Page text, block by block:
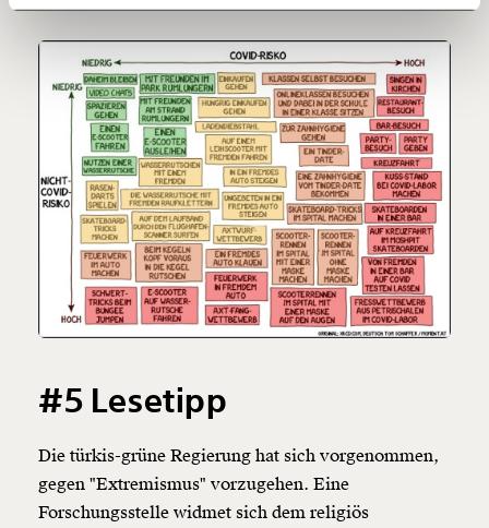
150€ €
Ich möchte meine Spende verschenken.
Du erhältst eine E-Mail mit deiner
Geschenkurkunde im PDF-Format, welche Du
ausdrucken oder weiterleiten und verschenken
kannst.
Weiter
1/3
#5 Lesetipp
Die türkis-grüne Regierung hat sich vorgenommen,
gegen "Extremismus" vorzugehen. Eine
Forschungsstelle widmet sich dem religiös